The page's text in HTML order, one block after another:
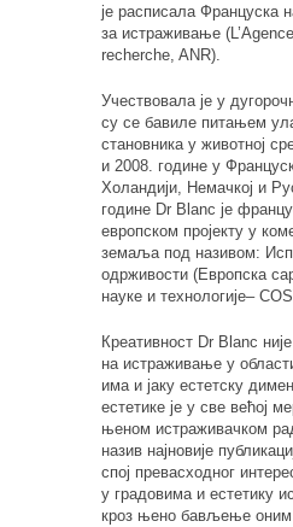
је расписала Француска
за истраживање
recherche, ANR).
Учествовала је у
су се бавиле питањем
становника у животној
и 2008. године у
Холандији, Немачкој и
године Dr Blanc је
европском пројекту у
земаља под називом:
одрживости (Европска
науке и технологије–
Креативност Dr Blanc
на истраживање у
има и јаку естетску
естетике је у све већој
њеном истраживачком
назив најновије
спој превасходног
у градовима и естетику
кроз њено бављење